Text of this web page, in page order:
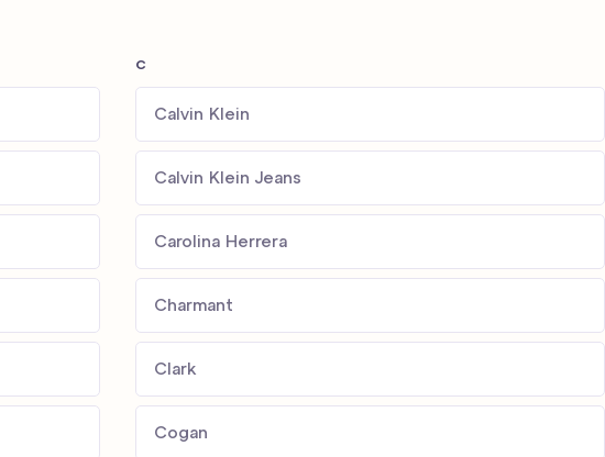
c
Calvin Klein
Calvin Klein Jeans
Carolina Herrera
Charmant
Clark
Cogan